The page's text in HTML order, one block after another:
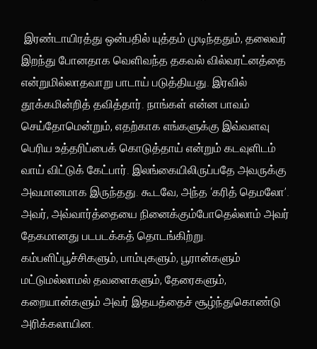
இரண்டாயிரத்து ஒன்பதில் யுத்தம் முடிந்ததும், தலைவர்
இறந்து போனதாக வெளிவந்த தகவல் வில்வரட்னத்தை
என்றுமில்லாதவாறு பாடாய் படுத்தியது. இரவில்
தூக்கமின்றித் தவித்தார். நாங்கள் என்ன பாவம்
செய்தோமென்றும், எதற்காக எங்களுக்கு இவ்வளவு
பெரிய உத்தரிப்பைக் கொடுத்தாய் என்றும் கடவுளிடம்
வாய் விட்டுக் கேட்பார். இலங்கையிலிருப்பதே அவருக்கு
அவமானமாக இருந்தது. கூடவே, அந்த ‘கரித் தெமலோ’.
அவர், அவ்வார்த்தையை நினைக்கும்போதெல்லாம் அவர்
தேகமானது படபடக்கத் தொடங்கிற்று.
கம்பளிப்பூச்சிகளும், பாம்புகளும், பூரான்களும்
மட்டுமல்லாமல் தவளைகளும், தேரைகளும்,
கறையான்களும் அவர் இதயத்தைச் சூழ்ந்துகொண்டு
அரிக்கலாயின.